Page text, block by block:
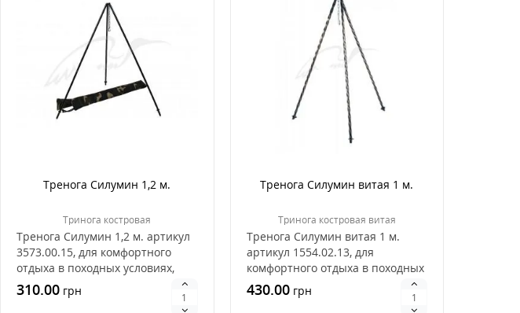
Тренога Силумин 1,2 м.
Тринога костровая
Тренога Силумин 1,2 м. артикул
3573.00.15, для комфортного
отдыха в походных условиях,
производится ..
310.00 грн
Тренога Силумин витая 1 м.
Тринога костровая витая
Тренога Силумин витая 1 м.
артикул 1554.02.13, для
комфортного отдыха в походных
условиях, производи..
430.00грн